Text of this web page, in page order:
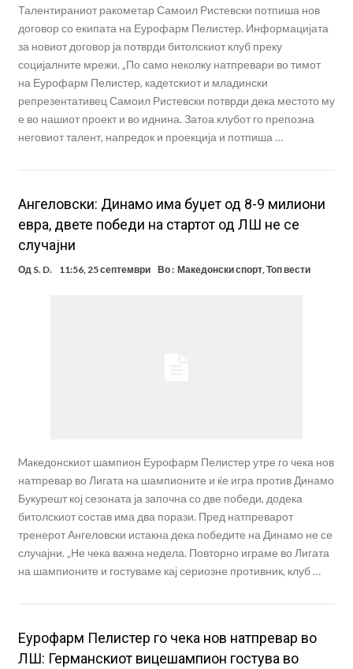
Талентираниот ракометар Самоил Ристевски потпиша нов
договор со екипата на Еурофарм Пелистер. Информацијата
за новиот договор ја потврди битолскиот клуб преку
социјалните мрежи. „По само неколку натпревари во тимот
на Еурофарм Пелистер, кадетскиот и младински
репрезентативец Самоил Ристевски потврди дека местото му
е во нашиот проект и во иднина. Затоа клубот го препозна
неговиот талент, напредок и проекција и потпиша …
Ангеловски: Динамо има буџет од 8-9 милиони
евра, двете победи на стартот од ЛШ не се
случајни
Од S. D. 11:56, 25 септември Во : Македонски спорт, Топ вести
Maкедонскиот шампион Еурофарм Пелистер утре го чека нов
натпревар во Лигата на шампионите и ќе игра против Динамо
Букурешт кој сезоната ја започна со две победи, додека
битолскиот состав има два порази. Пред натпреварот
тренерот Ангеловски истакна дека победите на Динамо не се
случајни. „Не чека важна недела. Повторно играме во Лигата
на шампионите и гостуваме кај сериозне противник, клуб …
Еурофарм Пелистер го чека нов натпревар во
ЛШ: Германскиот вицешампион гостува во